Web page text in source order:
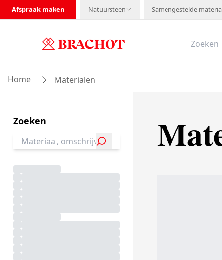
Afspraak maken Natuursteen Samengestelde
Home Materialen
Zoeken